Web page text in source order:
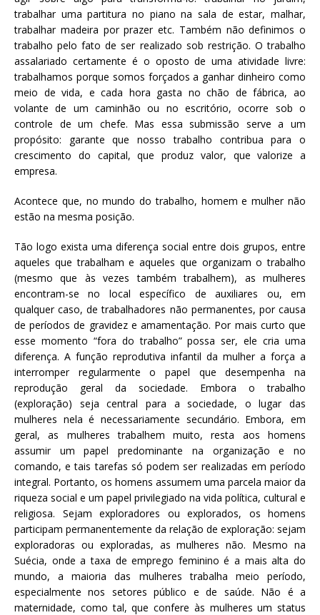
trabalhar uma partitura no piano na sala de estar, malhar,
trabalhar madeira por prazer etc. Também não definimos o
trabalho pelo fato de ser realizado sob restrição. O trabalho
assalariado certamente é o oposto de uma atividade livre:
trabalhamos porque somos forçados a ganhar dinheiro como
meio de vida, e cada hora gasta no chão de fábrica, ao
volante de um caminhão ou no escritório, ocorre sob o
controle de um chefe. Mas essa submissão serve a um
propósito: garante que nosso trabalho contribua para o
crescimento do capital, que produz valor, que valorize a
empresa.
Acontece que, no mundo do trabalho, homem e mulher não
estão na mesma posição.
Tão logo exista uma diferença social entre dois grupos, entre
aqueles que trabalham e aqueles que organizam o trabalho
(mesmo que às vezes também trabalhem), as mulheres
encontram-se no local específico de auxiliares ou, em
qualquer caso, de trabalhadores não permanentes, por causa
de períodos de gravidez e amamentação. Por mais curto que
esse momento “fora do trabalho” possa ser, ele cria uma
diferença. A função reprodutiva infantil da mulher a força a
interromper regularmente o papel que desempenha na
reprodução geral da sociedade. Embora o trabalho
(exploração) seja central para a sociedade, o lugar das
mulheres nela é necessariamente secundário. Embora, em
geral, as mulheres trabalhem muito, resta aos homens
assumir um papel predominante na organização e no
comando, e tais tarefas só podem ser realizadas em período
integral. Portanto, os homens assumem uma parcela maior da
riqueza social e um papel privilegiado na vida política, cultural e
religiosa. Sejam exploradores ou explorados, os homens
participam permanentemente da relação de exploração: sejam
exploradoras ou exploradas, as mulheres não. Mesmo na
Suécia, onde a taxa de emprego feminino é a mais alta do
mundo, a maioria das mulheres trabalha meio período,
especialmente nos setores público e de saúde. Não é a
maternidade, como tal, que confere às mulheres um status